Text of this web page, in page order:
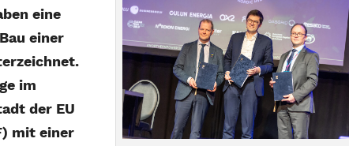
eine
einer
im
der EU
mit einer